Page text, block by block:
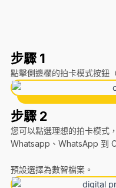
步驟 1
點擊側邊欄的拍卡模式按鈕
步驟 2
您可以點選理想的拍卡模式
Whatsapp、WhatsApp 到
預設選擇為數智檔案。